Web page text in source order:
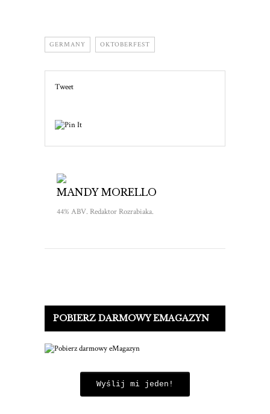
GERMANY OKTOBERFEST
Tweet
MANDY MORELLO
44% ABV. Redaktor Rozrabiaka.
POBIERZ DARMOWY EMAGAZYN
Wyślij mi jeden!